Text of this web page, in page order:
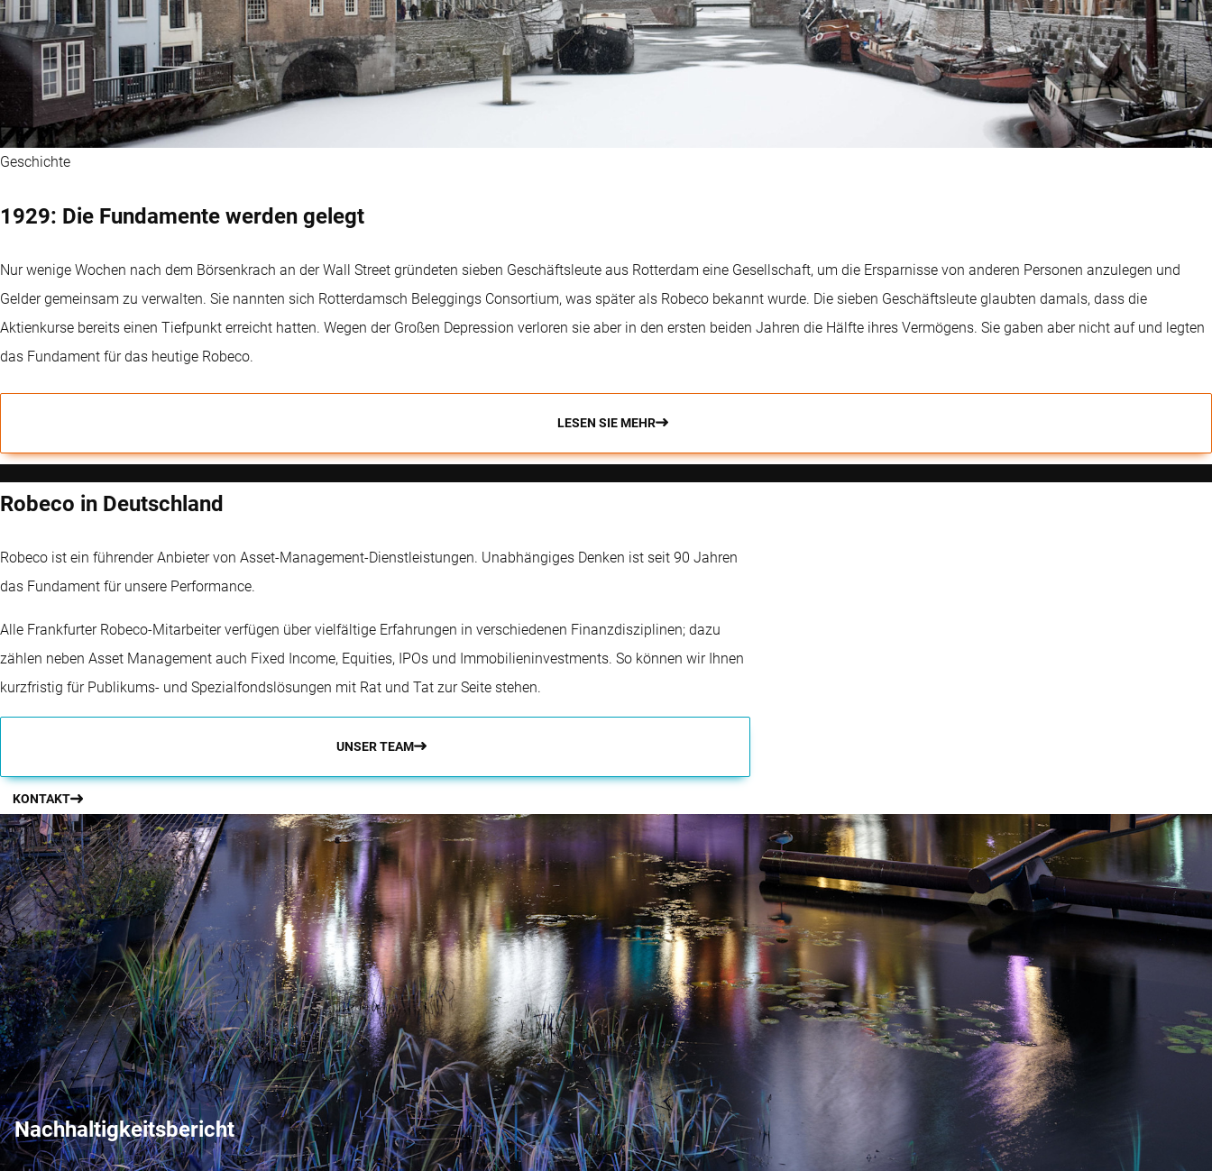
Geschichte
1929: Die Fundamente werden gelegt
Nur wenige Wochen nach dem Börsenkrach an der Wall Street gründeten sieben Geschäftsleute aus Rotterdam eine Gesellschaft, um die Ersparnisse von anderen Personen anzulegen und
Gelder gemeinsam zu verwalten. Sie nannten sich Rotterdamsch Beleggings Consortium, was später als Robeco bekannt wurde. Die sieben Geschäftsleute glaubten damals, dass die
Aktienkurse bereits einen Tiefpunkt erreicht hatten. Wegen der Großen Depression verloren sie aber in den ersten beiden Jahren die Hälfte ihres Vermögens. Sie gaben aber nicht auf und legten
das Fundament für das heutige Robeco.
LESEN SIE MEHR
Robeco in Deutschland
Robeco ist ein führender Anbieter von Asset-Management-Dienstleistungen. Unabhängiges Denken ist seit 90 Jahren
das Fundament für unsere Performance.
Alle Frankfurter Robeco-Mitarbeiter verfügen über vielfältige Erfahrungen in verschiedenen Finanzdisziplinen; dazu
zählen neben Asset Management auch Fixed Income, Equities, IPOs und Immobilieninvestments. So können wir Ihnen
kurzfristig für Publikums- und Spezialfondslösungen mit Rat und Tat zur Seite stehen.
UNSER TEAM
KONTAKT
Nachhaltigkeitsbericht